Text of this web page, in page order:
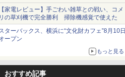
選無効分
家電レビュー】手ごわい雑草との戦い、コメ
の草刈機で完全勝利 掃除機感覚で使えた
ターバックス、横浜に“文化財カフェ”8月10日
ープン
もっと見る
おすすめ記事